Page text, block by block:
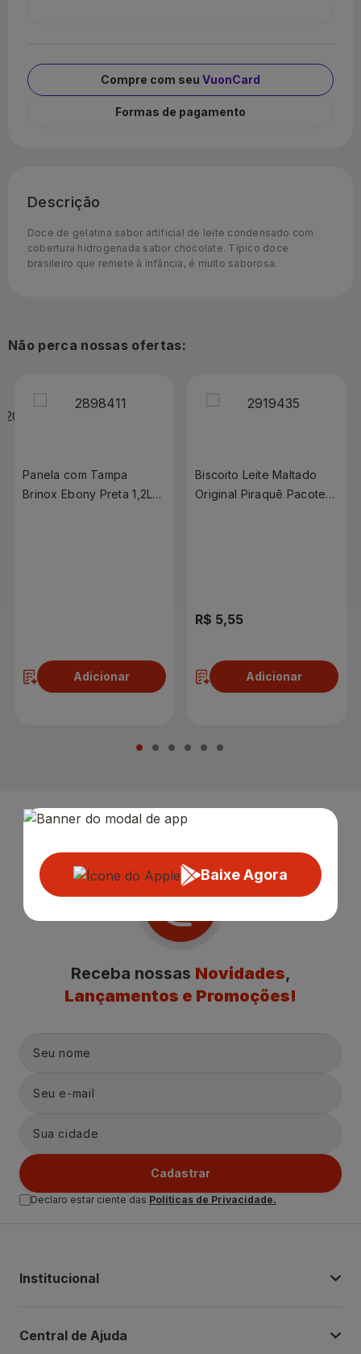
Compre com seu VuonCard
Formas de pagamento
Descrição
Doce de gelatina sabor artificial de leite condensado com
cobertura hidrogenada sabor chocolate. Típico doce
brasileiro que remete à infância, é muito saborosa.
Não perca nossas ofertas:
Panela com Tampa
Brinox Ebony Preta 1,2L
Adicionar
Biscoito Leite Maltado
Original Piraquê Pacote
R$ 5,55
Adicionar
Baixe Agora
Receba nossas Novidades,
Lançamentos e Promoções!
Cadastrar
Declaro estar ciente das Politicas de Privacidade.
Institucional
Central de Ajuda